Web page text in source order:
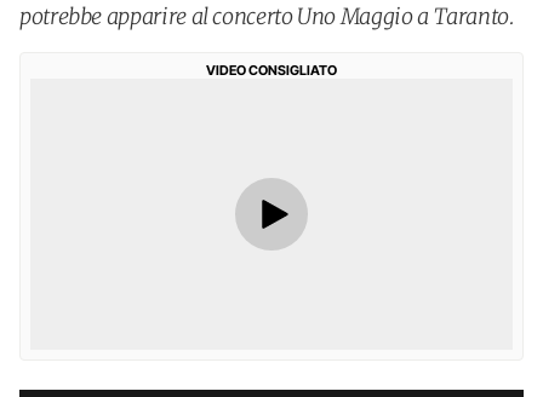
potrebbe apparire al concerto Uno Maggio a Taranto.
VIDEO CONSIGLIATO